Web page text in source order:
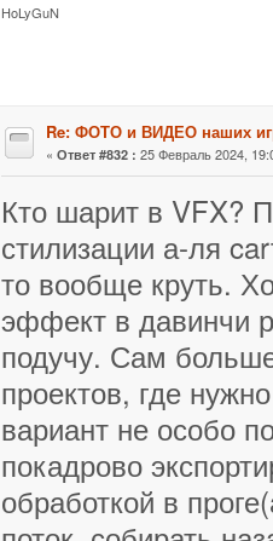
HoLyGuN
Re: ФОТО и ВИДЕО наших
« Ответ #832 : 25 Февраль 2024,
Кто шарит в VFX?
стилизации а-ля
то вообще круть.
эффект в давинчи
подучу. Сам
проектов, где
вариант не особо
покадрово
обработкой в